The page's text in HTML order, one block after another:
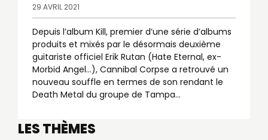
29 AVRIL 2021
Depuis l’album Kill, premier d’une série d’albums
produits et mixés par le désormais deuxième
guitariste officiel Erik Rutan (Hate Eternal, ex-
Morbid Angel…), Cannibal Corpse a retrouvé un
nouveau souffle en termes de son rendant le
Death Metal du groupe de Tampa...
LES THÈMES